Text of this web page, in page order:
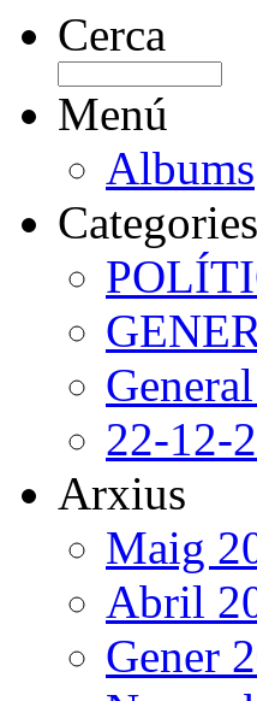
Cerca
Menú
Albums
Categories
22-12-
Arxius
Maig
Abril
Gener